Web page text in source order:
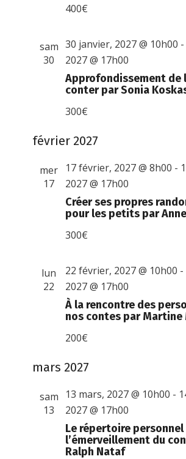
400€
sam
30
Approfondissement de
conter par Sonia
30 janvier, 2027 @ 10h00 -
2027 @ 17h00
300€
février 2027
mer
17
Créer ses propres
pour les petits par
17 février, 2027 @ 8h00 -
2027 @ 17h00
300€
lun
22
À la rencontre des
nos contes par Martine
22 février, 2027 @ 10h00 -
2027 @ 17h00
200€
mars 2027
sam
13
Le répertoire
l’émerveillement du
Ralph Nataf
13 mars, 2027 @ 10h00 -
2027 @ 17h00